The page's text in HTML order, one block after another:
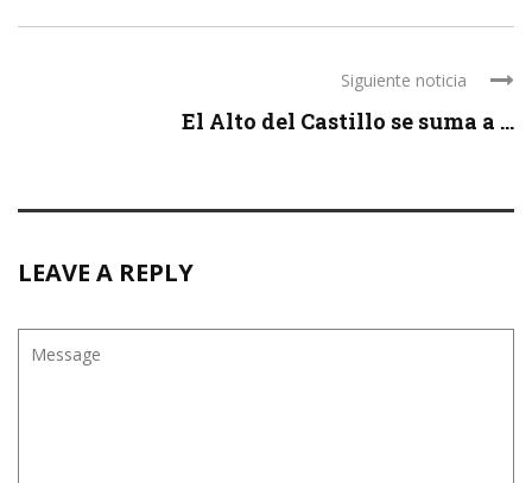
Siguiente noticia
El Alto del Castillo se suma a ...
LEAVE A REPLY